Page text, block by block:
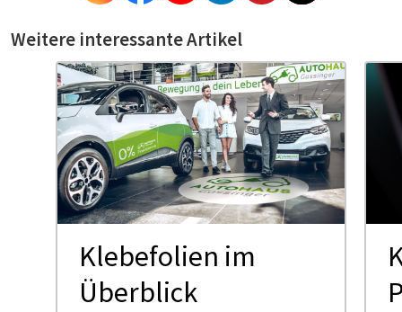
Weitere interessante Artikel
Klebefolien im
Überblick